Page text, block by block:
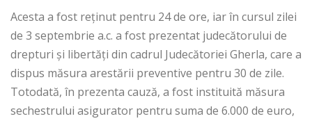
Acesta a fost reținut pentru 24 de ore, iar în cursul zilei
de 3 septembrie a.c. a fost prezentat judecătorului de
drepturi și libertăți din cadrul Judecătoriei Gherla, care a
dispus măsura arestării preventive pentru 30 de zile.
Totodată, în prezenta cauză, a fost instituită măsura
sechestrului asigurator pentru suma de 6.000 de euro,